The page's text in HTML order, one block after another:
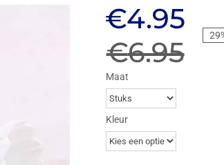
€6.95
prijs
was:
€6.95.
€4.95
prijs
is:
€4.95.
Maat
Kleur